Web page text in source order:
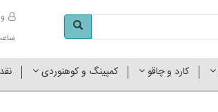
ساعت
کارد و چاقو کمپینگ و کوهنوردی